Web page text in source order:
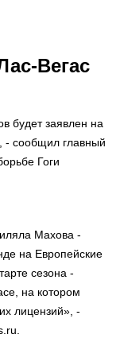
Вегас
будет заявлен на
- сообщил главный
Гоги
Махова -
на Европейские
сезона -
на котором
лицензий», -